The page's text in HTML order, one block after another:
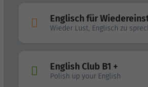
Englisch für
Wieder Lust, Englisch zu
English Club B1 +
Polish up your English